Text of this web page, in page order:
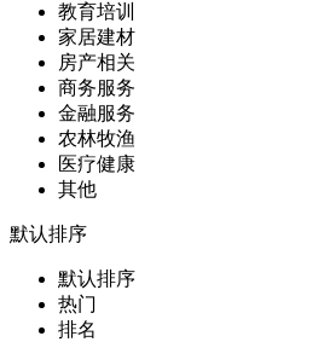
教育培训
家居建材
房产相关
商务服务
金融服务
农林牧渔
医疗健康
其他
默认排序
默认排序
热门
排名